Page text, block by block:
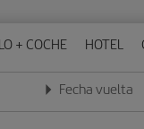
+ COCHE HOTEL
en formato día/mes/año
Fecha vuelta
Introduce la fecha